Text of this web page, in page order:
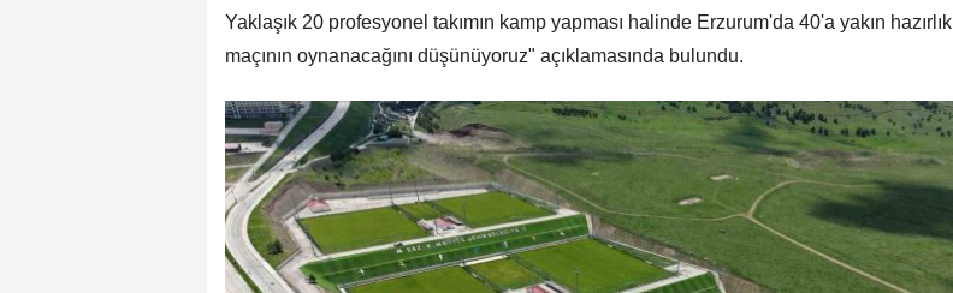
Yaklaşık 20 profesyonel takımın kamp yapması halinde Erzurum'da 40'a yakın hazırlık
maçının oynanacağını düşünüyoruz" açıklamasında bulundu.